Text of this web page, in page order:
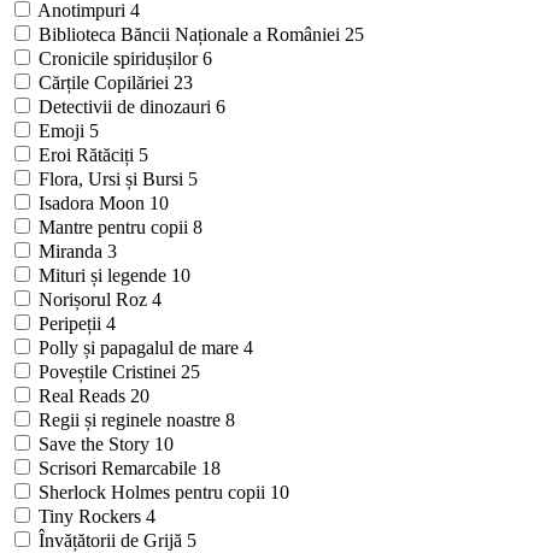
Anotimpuri 4
Biblioteca Băncii Naționale a României 25
Cronicile spiridușilor6
Cărțile Copilăriei 23
Detectivii de dinozauri 6
Emoji 5
Eroi Rătăciți 5
Flora, Ursi și Bursi 5
Isadora Moon 10
Mantre pentru copii 8
Miranda 3
Mituri și legende 10
Norișorul Roz 4
Peripeții 4
Polly și papagalul de mare 4
Poveștile Cristinei 25
Real Reads 20
Regii și reginele noastre 8
Save the Story 10
Scrisori Remarcabile 18
Sherlock Holmes pentru copii 10
Tiny Rockers 4
Învățătorii de Grijă 5